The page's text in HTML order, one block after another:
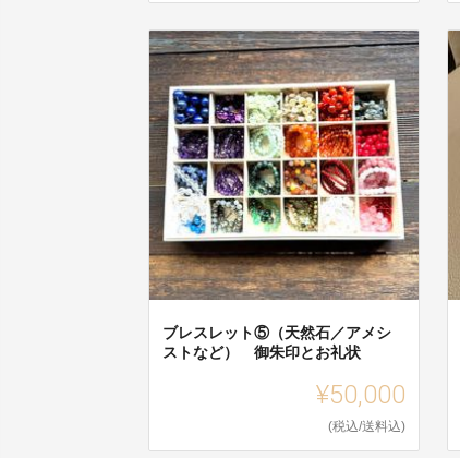
ブレスレット⑤（天然石／アメシ
ストなど） 御朱印とお礼状
¥50,000
(税込/送料込)